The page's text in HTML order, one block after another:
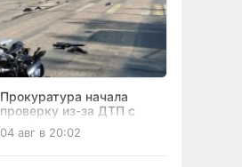
Прокуратура начала
проверку из-за ДТП с
погибшим мотоциклистом
в Чите
04 авг в 20:02